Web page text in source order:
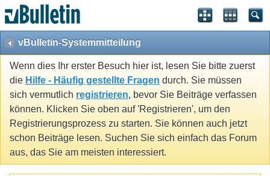
vBulletin-Systemmitteilung
Wenn dies Ihr erster Besuch hier ist, lesen Sie bitte zuerst
die Hilfe - Häufig gestellte Fragen durch. Sie müssen
sich vermutlich registrieren, bevor Sie Beiträge verfassen
können. Klicken Sie oben auf 'Registrieren', um den
Registrierungsprozess zu starten. Sie können auch jetzt
schon Beiträge lesen. Suchen Sie sich einfach das Forum
aus, das Sie am meisten interessiert.